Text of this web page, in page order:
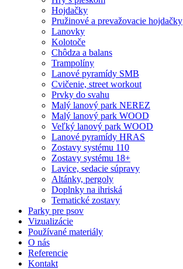
Hojdačky
Pružinové a prevažovacie hojdačky
Lanovky
Kolotoče
Chôdza a balans
Trampolíny
Lanové pyramídy SMB
Cvičenie, street workout
Prvky do svahu
Malý lanový park NEREZ
Malý lanový park WOOD
Veľký lanový park WOOD
Lanové pyramídy HRAS
Zostavy systému 110
Zostavy systému 18+
Lavice, sedacie súpravy
Altánky, pergoly
Doplnky na ihriská
Tematické zostavy
Parky pre psov
Vizualizácie
Používané materiály
O nás
Referencie
Kontakt